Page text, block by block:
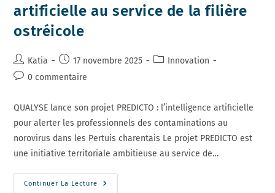
artificielle au service de la filière
ostréicole
Auteur/autrice
de
Katia
Publication
publiée :
17 novembre 2025
PostInnovation
Commentaires
publication :
0 commentaire
QUALYSE lance son projet PREDICTO : l’intelligence artificielle
pour alerter les professionnels des contaminations au
norovirus dans les Pertuis charentais Le projet PREDICTO est
une initiative territoriale ambitieuse au service de…
Continuer La Lecture
Projet